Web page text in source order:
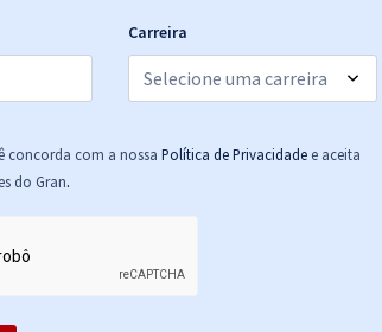
Carreira
concorda com a nossa Política de Privacidade e aceita
do Gran.